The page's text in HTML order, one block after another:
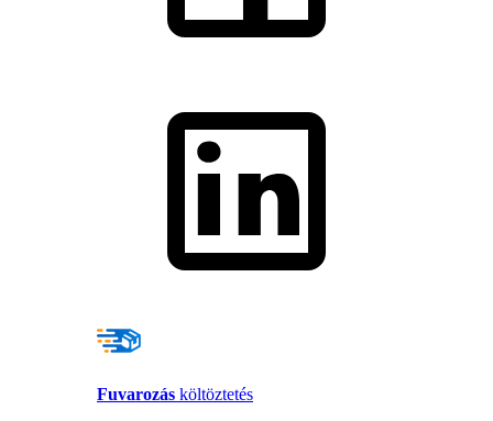
Fuvarozás költöztetés